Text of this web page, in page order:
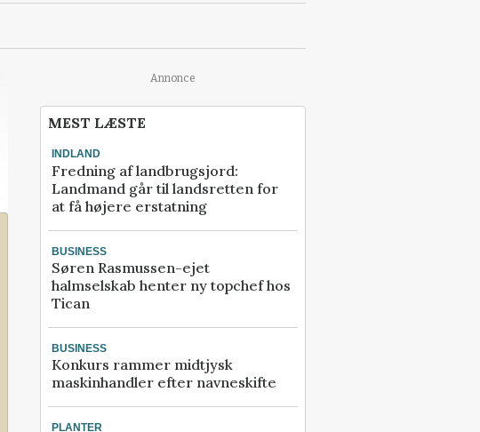
Annonce
MEST LÆSTE
INDLAND
Fredning af landbrugsjord:
Landmand går til landsretten for
at få højere erstatning
BUSINESS
Søren Rasmussen-ejet
halmselskab henter ny topchef hos
Tican
BUSINESS
Konkurs rammer midtjysk
maskinhandler efter navneskifte
PLANTER